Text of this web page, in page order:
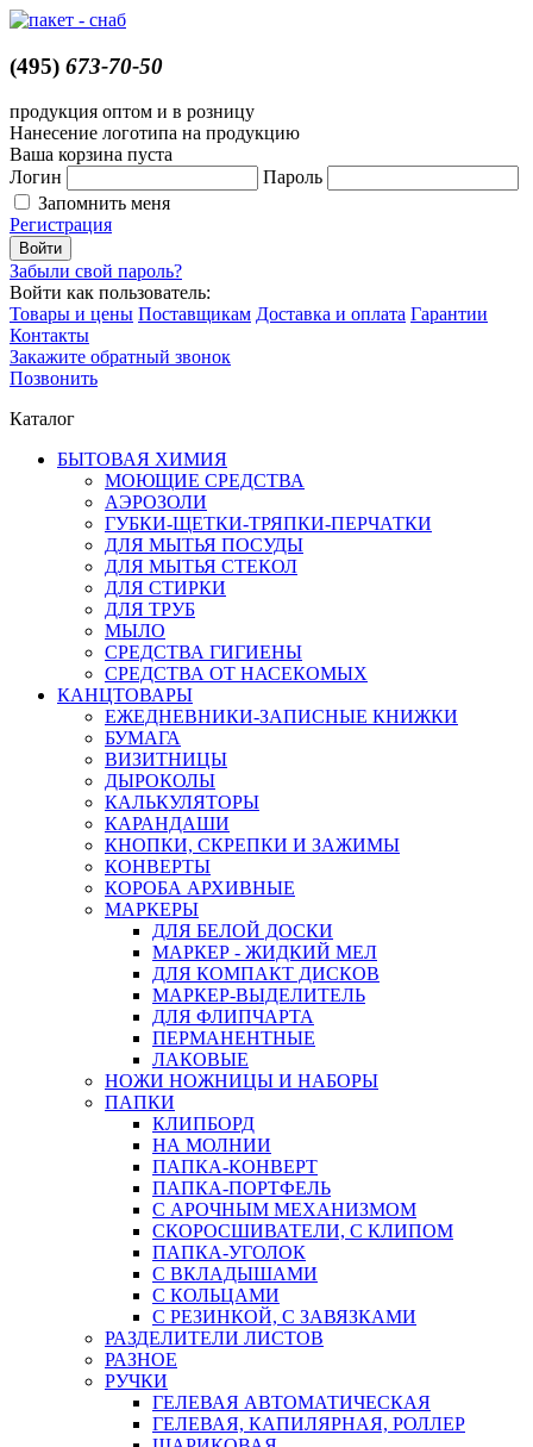
(495) 673-70-50
продукция оптом и в розницу
Нанесение логотипа на продукцию
Ваша корзина пуста
Логин
Пароль
Запомнить меня
Регистрация
Забыли свой пароль?
Войти как пользователь:
Товары и цены Поставщикам Доставка и оплата Гарантии
Контакты
Закажите обратный звонок
Позвонить
Каталог
БЫТОВАЯ ХИМИЯ
МОЮЩИЕ СРЕДСТВА
АЭРОЗОЛИ
ГУБКИ-ЩЕТКИ-ТРЯПКИ-ПЕРЧАТКИ
ДЛЯ МЫТЬЯ ПОСУДЫ
ДЛЯ МЫТЬЯ СТЕКОЛ
ДЛЯ СТИРКИ
ДЛЯ ТРУБ
МЫЛО
СРЕДСТВА ГИГИЕНЫ
СРЕДСТВА ОТ НАСЕКОМЫХ
КАНЦТОВАРЫ
ЕЖЕДНЕВНИКИ-ЗАПИСНЫЕ КНИЖКИ
БУМАГА
ВИЗИТНИЦЫ
ДЫРОКОЛЫ
КАЛЬКУЛЯТОРЫ
КАРАНДАШИ
КНОПКИ, СКРЕПКИ И ЗАЖИМЫ
КОНВЕРТЫ
КОРОБА АРХИВНЫЕ
МАРКЕРЫ
ДЛЯ БЕЛОЙ ДОСКИ
МАРКЕР - ЖИДКИЙ МЕЛ
ДЛЯ КОМПАКТ ДИСКОВ
МАРКЕР-ВЫДЕЛИТЕЛЬ
ДЛЯ ФЛИПЧАРТА
ПЕРМАНЕНТНЫЕ
ЛАКОВЫЕ
НОЖИ НОЖНИЦЫ И НАБОРЫ
ПАПКИ
КЛИПБОРД
НА МОЛНИИ
ПАПКА-КОНВЕРТ
ПАПКА-ПОРТФЕЛЬ
С АРОЧНЫМ МЕХАНИЗМОМ
СКОРОСШИВАТЕЛИ, С КЛИПОМ
ПАПКА-УГОЛОК
С ВКЛАДЫШАМИ
С КОЛЬЦАМИ
С РЕЗИНКОЙ, С ЗАВЯЗКАМИ
РАЗДЕЛИТЕЛИ ЛИСТОВ
РАЗНОЕ
РУЧКИ
ГЕЛЕВАЯ АВТОМАТИЧЕСКАЯ
ГЕЛЕВАЯ, КАПИЛЯРНАЯ, РОЛЛЕР